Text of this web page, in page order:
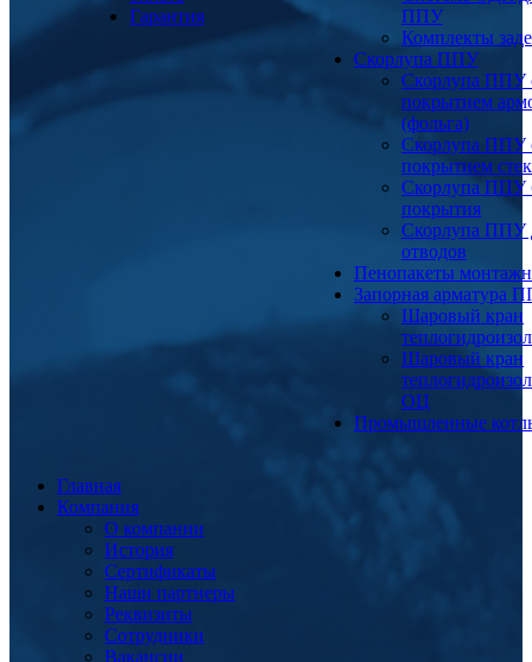
Гарантия
ППУ
Комплекты
Скорлупа ППУ
Скорлупа ППУ
покрытием
(фольга)
Скорлупа ППУ
покрытием
Скорлупа ППУ
покрытия
Скорлупа ППУ
отводов
Пенопакеты
Запорная арматура
Шаровый кран
Шаровый кран
ОЦ
Промышленные
Главная
Компания
О компании
История
Сертификаты
Наши партнеры
Реквизиты
Сотрудники
Вакансии